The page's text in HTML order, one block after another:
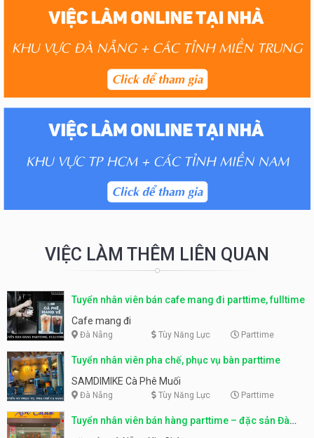
VIỆC LÀM THÊM LIÊN QUAN
Tuyển nhân viên bán cafe mang đi parttime, fulltime
Cafe mang đi
Đà Nẵng Tùy Năng Lực Parttime
Tuyển nhân viên pha chế, phục vụ bàn parttime
SAMDIMIKE Cà Phê Muối
Đà Nẵng Tùy Năng Lực Parttime
Tuyển nhân viên bán hàng parttime – đặc sản Đà